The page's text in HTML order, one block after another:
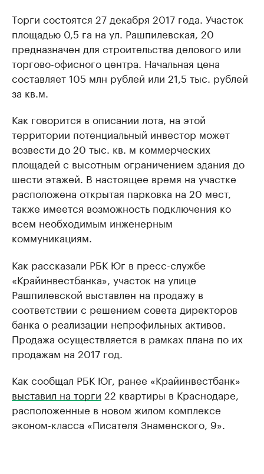
Торги состоятся 27 декабря 2017 года. Участок
площадью 0,5 га на ул. Рашпилевская, 20
предназначен для строительства делового или
торгово-офисного центра. Начальная цена
составляет 105 млн рублей или 21,5 тыс. рублей
за кв.м.
Как говорится в описании лота, на этой
территории потенциальный инвестор может
возвести до 20 тыс. кв. м коммерческих
площадей с высотным ограничением здания до
шести этажей. В настоящее время на участке
расположена открытая парковка на 20 мест,
также имеется возможность подключения ко
всем необходимым инженерным
коммуникациям.
Как рассказали РБК Юг в пресс-службе
«Крайинвестбанка», участок на улице
Рашпилевской выставлен на продажу в
соответствии с решением совета директоров
банка о реализации непрофильных активов.
Продажа осуществляется в рамках плана по их
продажам на 2017 год.
Как сообщал РБК Юг, ранее «Крайинвестбанк»
выставил на торги 22 квартиры в Краснодаре,
расположенные в новом жилом комплексе
эконом-класса «Писателя Знаменского, 9».